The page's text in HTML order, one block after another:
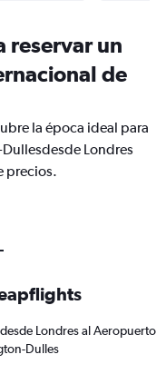
reservar un
de
la época ideal para
Londres
precios.
Londres al Aeropuerto
Dulles